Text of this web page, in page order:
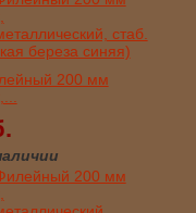
200 мм